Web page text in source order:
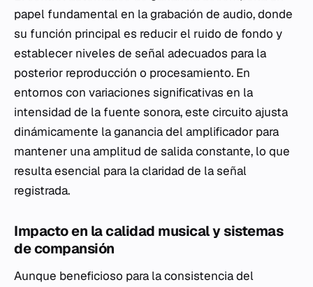
papel fundamental en la grabación de audio, donde
su función principal es reducir el ruido de fondo y
establecer niveles de señal adecuados para la
posterior reproducción o procesamiento. En
entornos con variaciones significativas en la
intensidad de la fuente sonora, este circuito ajusta
dinámicamente la ganancia del amplificador para
mantener una amplitud de salida constante, lo que
resulta esencial para la claridad de la señal
registrada.
Impacto en la calidad musical y sistemas
de compansión
Aunque beneficioso para la consistencia del